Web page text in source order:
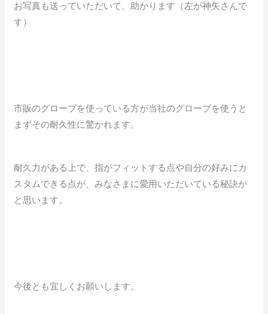
お写真も送っていただいて、助かります（左が神矢さんで
す）
市販のグローブを使っている方が当社のグローブを使うと
まずその耐久性に驚かれます。
耐久力がある上で、指がフィットする点や自分の好みにカ
スタムできる点が、みなさまに愛用いただいている秘訣か
と思います。
今後とも宜しくお願いします。